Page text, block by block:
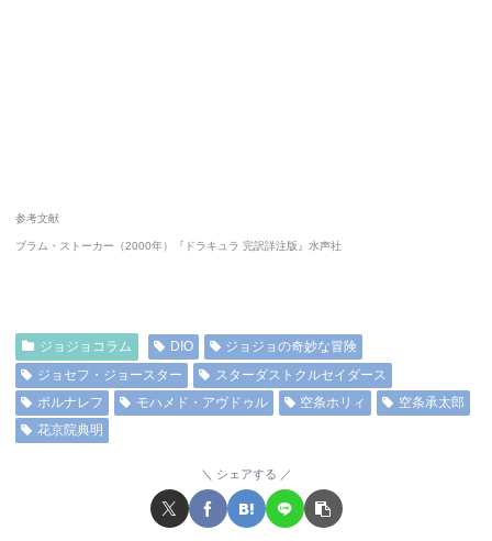
参考文献
ブラム・ストーカー（2000年）『ドラキュラ 完訳詳注版』水声社
ジョジョコラム DIO
ジョジョの奇妙な冒険
ジョセフ・ジョースター
スターダストクルセイダース
ポルナレフ
モハメド・アヴドゥル 空条ホリィ
空条承太郎
花京院典明
シェアする